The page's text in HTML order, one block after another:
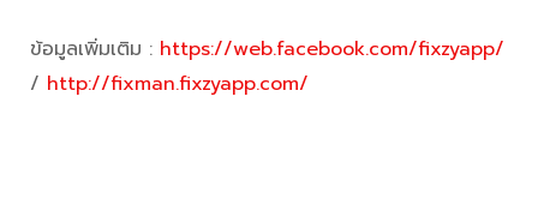
ข้อมูลเพิ่มเติม : https://web.facebook.com/fixzyapp/
/ http://fixman.fixzyapp.com/